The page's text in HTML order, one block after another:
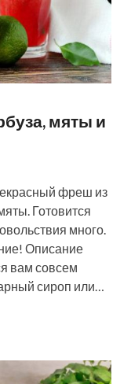
мяты и
фреш из
Готовится
много.
Описание
вам совсем
сироп или…